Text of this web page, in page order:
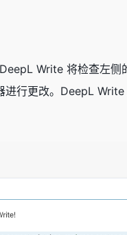
Write 将检查左
行更改。DeepL